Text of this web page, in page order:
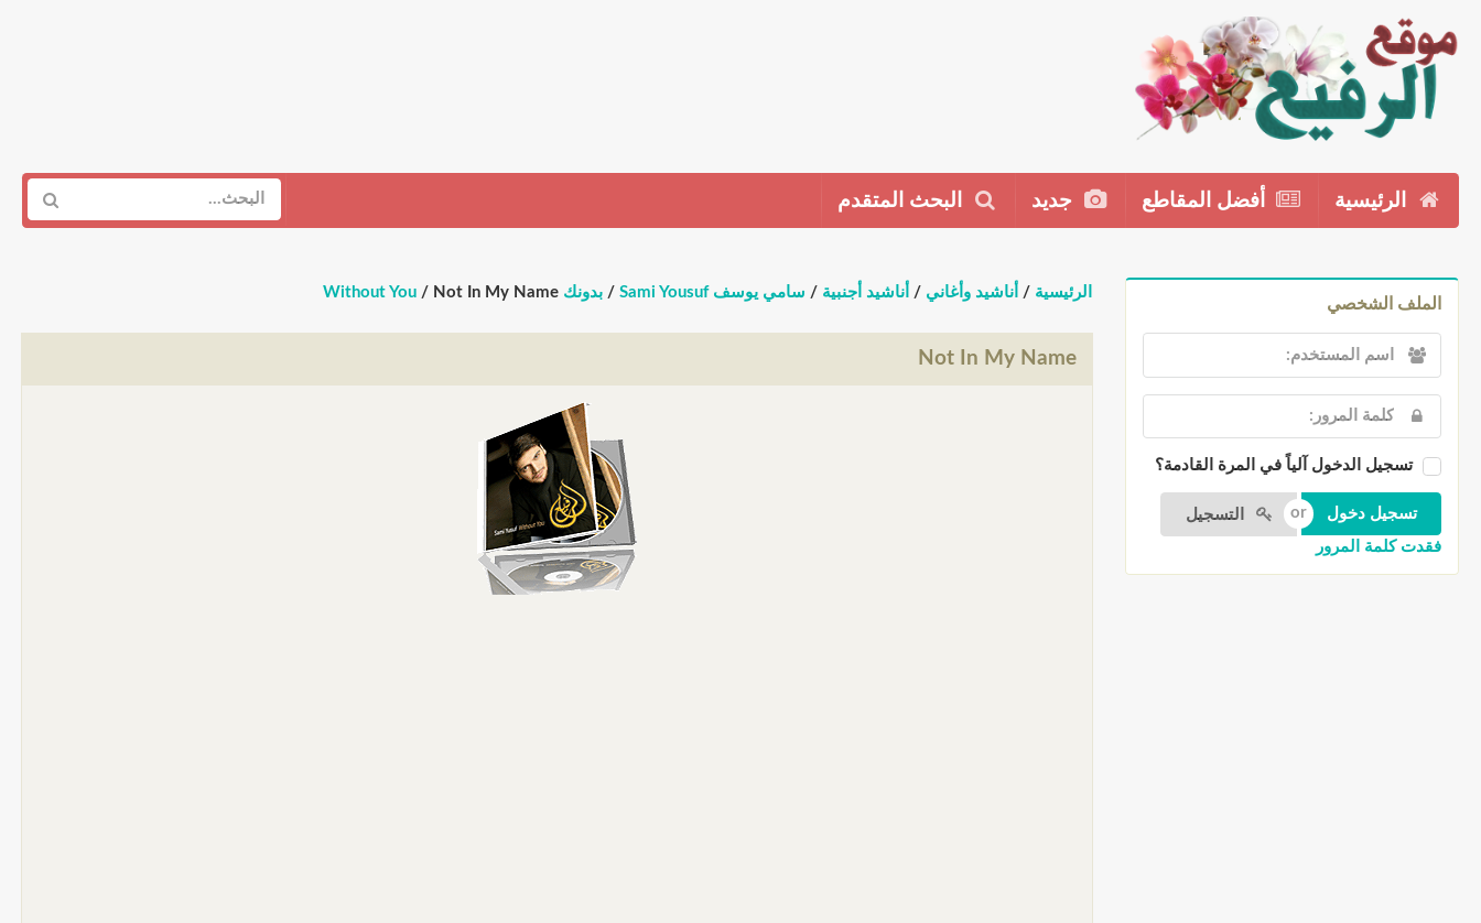
الرئيسية أفضل المقاطع جديد البحث المتقدم
الملف الشخصي
تسجيل الدخول آلياً في المرة القادمة؟
التسجيل
فقدت كلمة المرور
الرئيسية / أناشيد وأغاني / أناشيد أجنبية / سامي يوسف Sami Yousuf /بدونك Without You/ Not In My Name
Not In My Name